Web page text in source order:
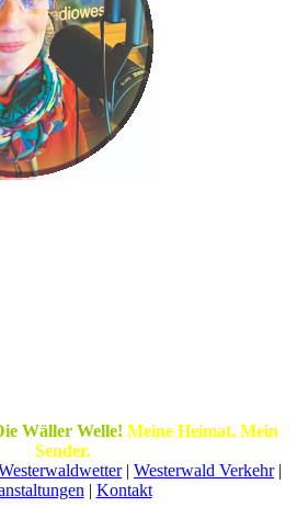
Wäller Welle! Meine Heimat. Mein
Sender.
| Westerwald Verkehr|
| Kontakt